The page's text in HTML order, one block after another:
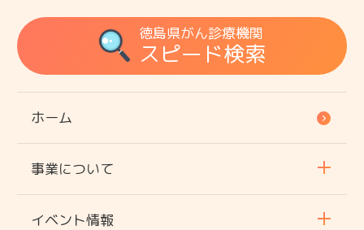
徳島県がん診療機関
スピード検索
ホーム
事業について
イベント情報